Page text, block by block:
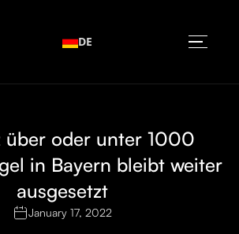
DE
über oder unter 1000
in Bayern bleibt weiter
ausgesetzt
January 17, 2022